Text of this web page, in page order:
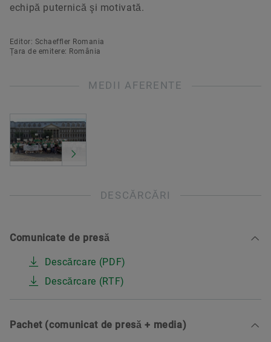
echipă puternică şi motivată.
Editor: Schaeffler Romania
Țara de emitere: România
MEDII AFERENTE
DESCĂRCĂRI
Comunicate de presă
Descărcare (PDF)
Descărcare (RTF)
Pachet (comunicat de presă + media)